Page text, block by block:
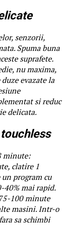
senzorii,
Spuma buna
suprafete.
nu maxima,
evazate la
si reduc
delicata.
minute:
clatire 1
program cu
40% mai rapid.
100 minute
masini. Intr-o
sa schimbi